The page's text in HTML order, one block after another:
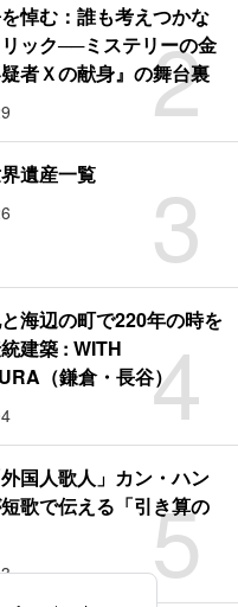
2
悼む：誰も考えつかな
ック──ミステリーの金
者Ｘの献身』の舞台裏
3
遺産一覧
4
海辺の町で220年の時を
建築 : WITH
（鎌倉・長谷）
5
国人歌人」カン・ハン
歌で伝える「引き算の